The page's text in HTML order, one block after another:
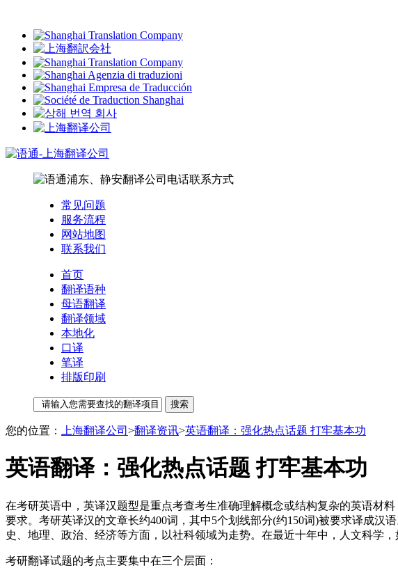
常见问题
服务流程
网站地图
联系我们
首页
翻译语种
母语翻译
翻译领域
本地化
口译
笔译
排版印刷
您的位置： 上海翻译公司 >翻译资讯>英语翻译：强化热点话题 打牢基本功
英语翻译：强化热点话题 打牢基本功
在考研英语中，英译汉题型是重点考查考生准确理解概念或结构复杂的英语材
要求。考研英译汉的文章长约400词，其中5个划线部分(约150词)被要求译成
史、地理、政治、经济等方面，以社科领域为走势。在最近十年中，人文科学
考研翻译试题的考点主要集中在三个层面：